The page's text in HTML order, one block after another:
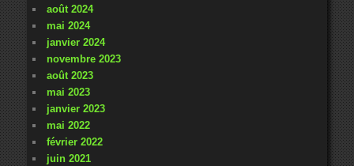
août 2024
mai 2024
janvier 2024
novembre 2023
août 2023
mai 2023
janvier 2023
mai 2022
février 2022
juin 2021